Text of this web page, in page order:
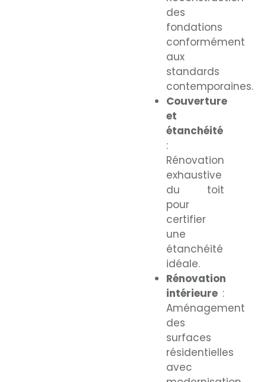
des
fondations
conformément
aux
standards
contemporaines.
Couverture
et
étanchéité
:
Rénovation
exhaustive
du toit
pour
certifier
une
étanchéité
idéale.
Rénovation
intérieure :
Aménagement
des
surfaces
résidentielles
avec